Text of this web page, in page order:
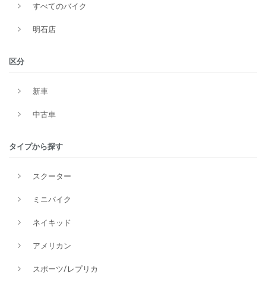
すべてのバイク
明石店
区分
新車
中古車
タイプから探す
スクーター
ミニバイク
ネイキッド
アメリカン
スポーツ/レプリカ
新車
タイプ
価格